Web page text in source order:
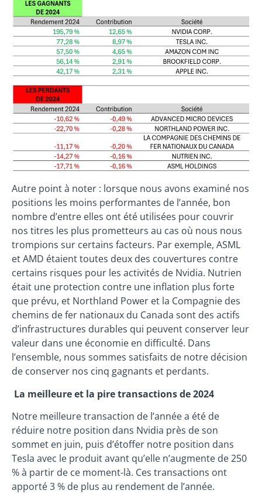
Autre point à noter : lorsque nous avons examiné nos
positions les moins performantes de l’année, bon
nombre d’entre elles ont été utilisées pour couvrir
nos titres les plus prometteurs au cas où nous nous
trompions sur certains facteurs. Par exemple, ASML
et AMD étaient toutes deux des couvertures contre
certains risques pour les activités de Nvidia. Nutrien
était une protection contre une inflation plus forte
que prévu, et Northland Power et la Compagnie des
chemins de fer nationaux du Canada sont des actifs
d’infrastructures durables qui peuvent conserver leur
valeur dans une économie en difficulté. Dans
l’ensemble, nous sommes satisfaits de notre décision
de conserver nos cinq gagnants et perdants.
La meilleure et la pire transactions de 2024
Notre meilleure transaction de l’année a été de
réduire notre position dans Nvidia près de son
sommet en juin, puis d’étoffer notre position dans
Tesla avec le produit avant qu’elle n’augmente de 250
% à partir de ce moment-là. Ces transactions ont
apporté 3 % de plus au rendement de l’année.